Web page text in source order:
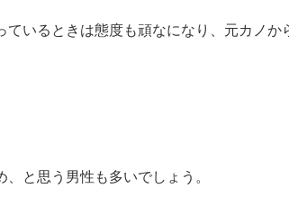
いるときは態度も頑なになり、元カノか
と思う男性も多いでしょう。